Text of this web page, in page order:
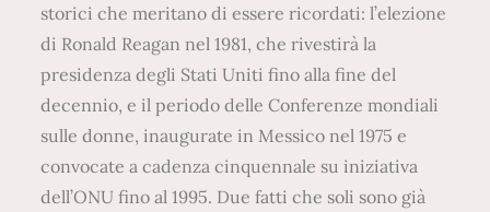
storici che meritano di essere ricordati: l’elezione
di Ronald Reagan nel 1981, che rivestirà la
presidenza degli Stati Uniti fino alla fine del
decennio, e il periodo delle Conferenze mondiali
sulle donne, inaugurate in Messico nel 1975 e
convocate a cadenza cinquennale su iniziativa
dell’ONU fino al 1995. Due fatti che soli sono già